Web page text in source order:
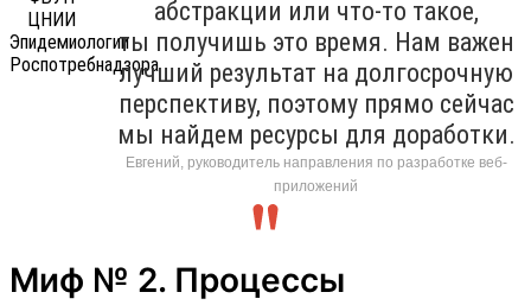
абстракции или что-то такое,
ты получишь это время. Нам важен
лучший результат на долгосрочную
перспективу, поэтому прямо сейчас
мы найдем ресурсы для доработки.
Евгений, руководитель направления по разработке веб-
приложений
Миф № 2. Процессы